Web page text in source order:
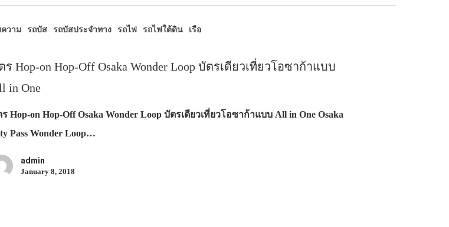
วาม รถบัส รถบัสประจำทาง รถไฟ รถไฟใต้ดิน เรือ
ร Hop-on Hop-Off Osaka Wonder Loop บัตรเดียวเที่ยวโอซาก้าแบบ
in One
Hop-on Hop-Off Osaka Wonder Loop บัตรเดียวเที่ยวโอซาก้าแบบ All in One Osaka
Pass Wonder Loop…
admin
January 8, 2018